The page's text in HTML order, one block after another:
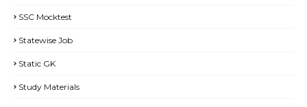
SSC Mocktest
Statewise Job
Static GK
Study Materials